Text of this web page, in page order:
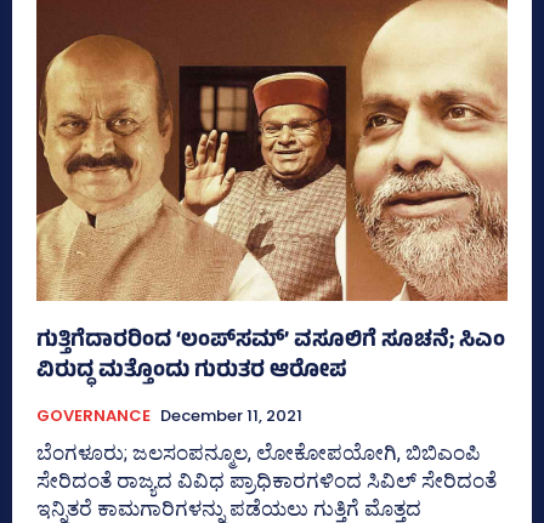
ಗುತ್ತಿಗೆದಾರರಿಂದ ‘ಲಂಪ್‌ಸಮ್‌’ ವಸೂಲಿಗೆ ಸೂಚನೆ; ಸಿಎಂ
ವಿರುದ್ಧ ಮತ್ತೊಂದು ಗುರುತರ ಆರೋಪ
GOVERNANCE December 11, 2021
ಬೆಂಗಳೂರು; ಜಲಸಂಪನ್ಮೂಲ, ಲೋಕೋಪಯೋಗಿ, ಬಿಬಿಎಂಪಿ
ಸೇರಿದಂತೆ ರಾಜ್ಯದ ವಿವಿಧ ಪ್ರಾಧಿಕಾರಗಳಿಂದ ಸಿವಿಲ್‌ ಸೇರಿದಂತೆ
ಇನ್ನಿತರೆ ಕಾಮಗಾರಿಗಳನ್ನು ಪಡೆಯಲು ಗುತ್ತಿಗೆ ಮೊತ್ತದ